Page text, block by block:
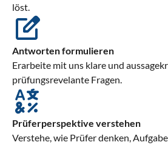
löst.
Antworten formulieren
Erarbeite mit uns klare und
prüfungsrevelante Fragen.
Prüferperspektive verstehen
Verstehe, wie Prüfer denken,